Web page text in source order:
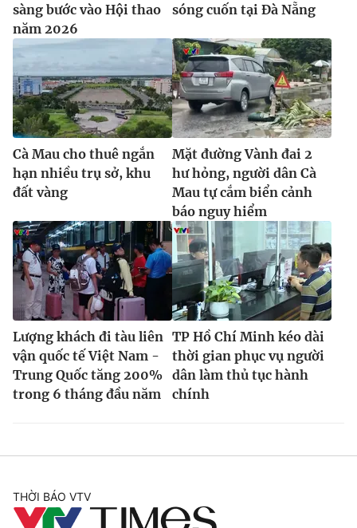
sàng bước vào Hội thao
năm 2026
sóng cuốn tại Đà Nẵng
Cà Mau cho thuê ngắn
hạn nhiều trụ sở, khu
đất vàng
Mặt đường Vành đai 2
hư hỏng, người dân Cà
Mau tự cắm biển cảnh
báo nguy hiểm
Lượng khách đi tàu liên
vận quốc tế Việt Nam -
Trung Quốc tăng 200%
trong 6 tháng đầu năm
TP Hồ Chí Minh kéo dài
thời gian phục vụ người
dân làm thủ tục hành
chính
THỜI BÁO VTV